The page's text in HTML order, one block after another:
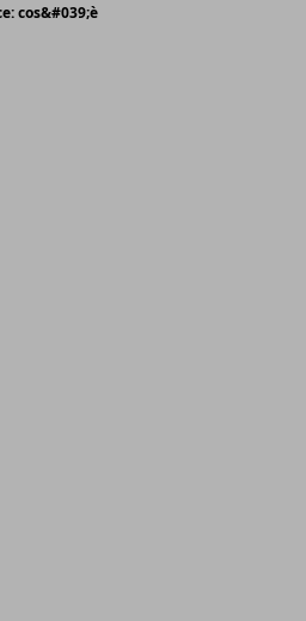
cos&#039;è